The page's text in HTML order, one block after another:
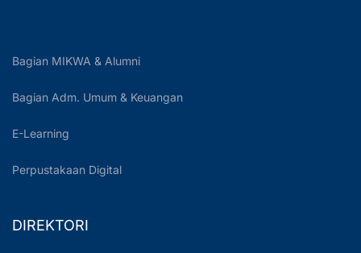
Bagian MIKWA & Alumni
Bagian Adm. Umum & Keuangan
E-Learning
Perpustakaan Digital
DIREKTORI